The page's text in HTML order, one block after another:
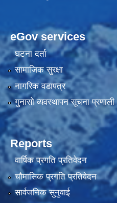
eGov services
घटना दर्ता
सामाजिक सुरक्षा
नागरिक वडापत्र
गुनासो व्यवस्थापन सूचना प्रणाली
Reports
वार्षिक प्रगति प्रतिवेदन
चौमासिक प्रगति प्रतिवेदन
सार्वजनिक सुनुवाई